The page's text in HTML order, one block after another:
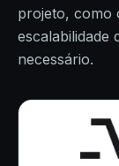
projeto, como
escalabilidade
necessário.